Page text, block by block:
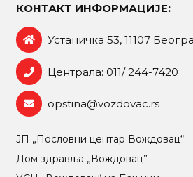
КОНТАКТ ИНФОРМАЦИЈЕ:
Устаничка 53, 11107
Централа: 011/ 244-7420
opstina@vozdovac.rs
ЈП „Пословни центар Вождовац“
Дом здравља „Вождовац”